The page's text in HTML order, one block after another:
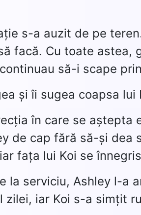
s-a auzit de pe
facă. Cu toate astea,
să-i scape
și îi sugea coapsa
în care se aștepta
de cap fără să-și dea
fața lui Koi se
la serviciu, Ashley l-a
zilei, iar Koi s-a simțit